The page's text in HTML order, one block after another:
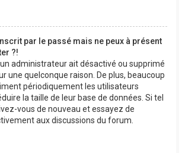
par le passé mais ne peux à présent
?!
administrateur ait désactivé ou supprimé
une quelconque raison. De plus, beaucoup
périodiquement les utilisateurs
la taille de leur base de données. Si tel
vous de nouveau et essayez de
aux discussions du forum.